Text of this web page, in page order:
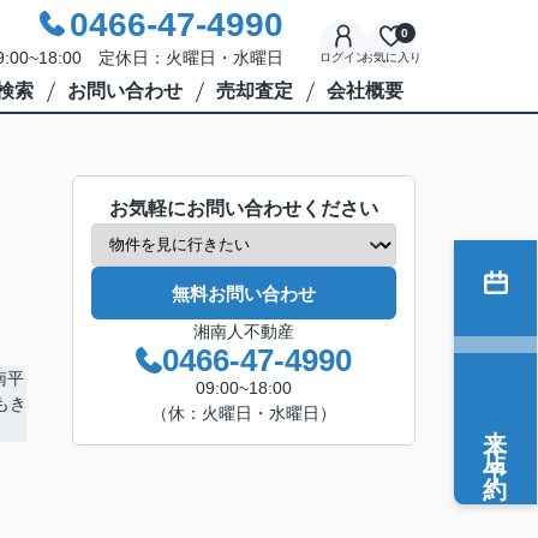
0466-47-4990
定休日：火曜日・水曜日 ログインお気に入り
0
索 お問い合わせ 売却査定 会社概要
お気軽にお問い合わせください
無料お問い合わせ
湘南人不動産
0466-47-4990
09:00~18:00
（休：火曜日・水曜日）
来店予約